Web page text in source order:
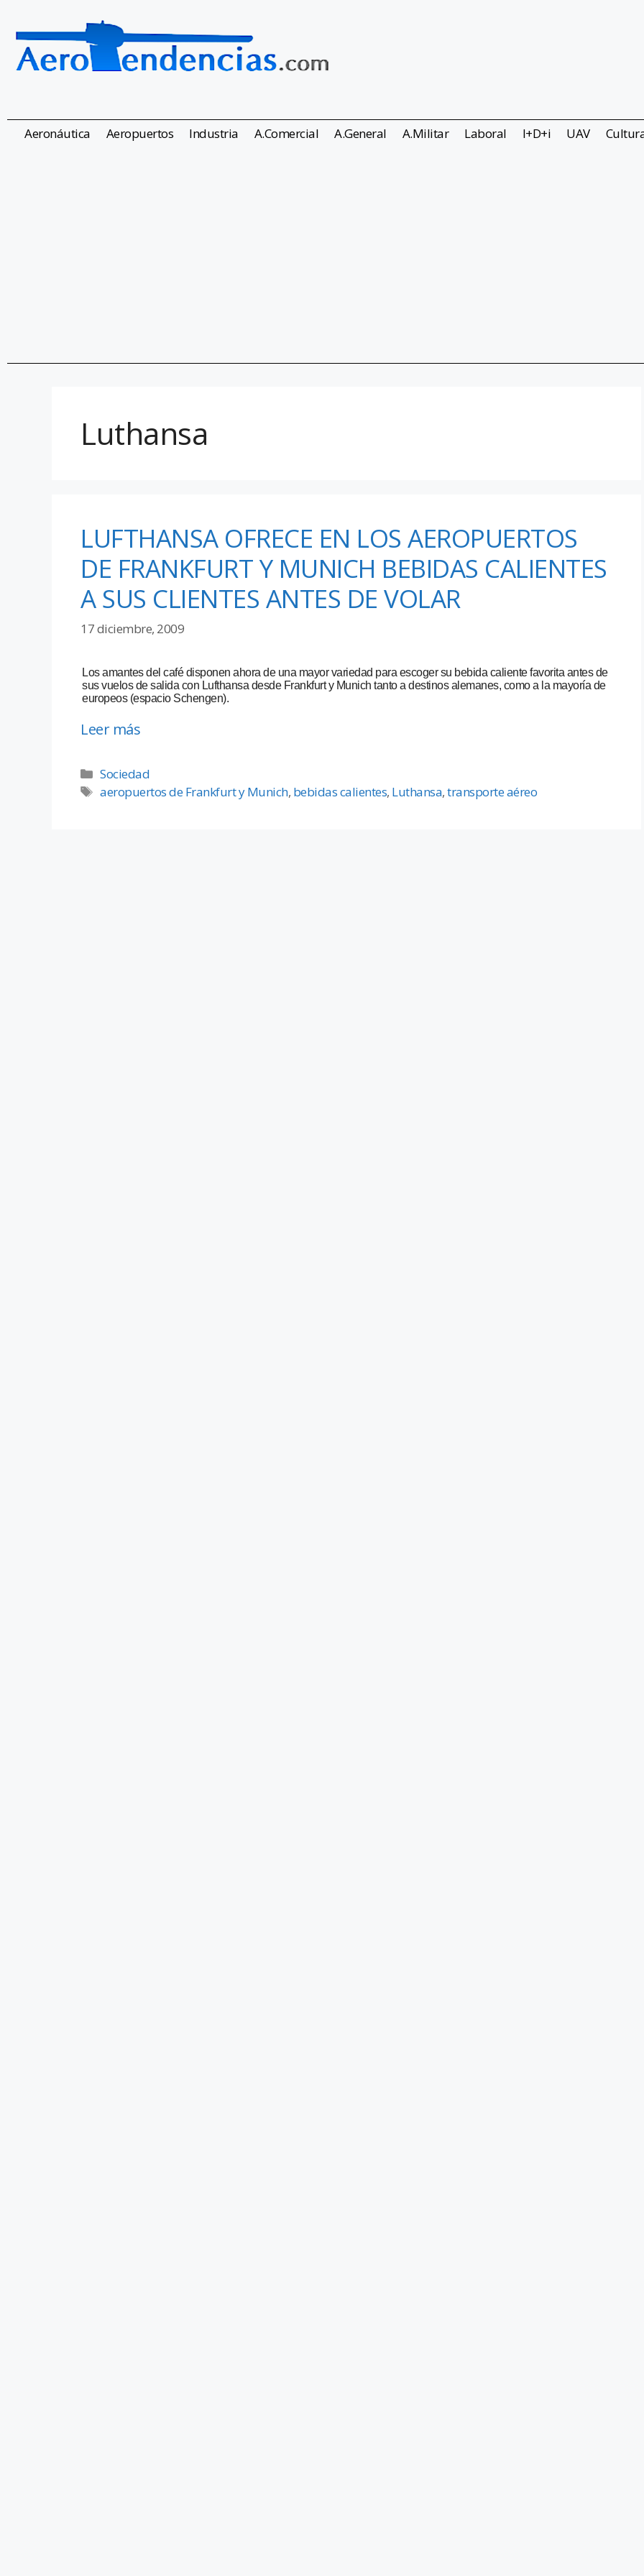
Aeronáutica Aeropuertos Industria A.Comercial A.General A.Militar Laboral I+D+i UAV
Luthansa
LUFTHANSA OFRECE EN LOS AEROPUERTOS
DE FRANKFURT Y MUNICH BEBIDAS CALIENTES
A SUS CLIENTES ANTES DE VOLAR
17 diciembre, 2009
Los amantes del café disponen ahora de una mayor variedad para escoger su bebida caliente favorita antes de
sus vuelos de salida con Lufthansa desde Frankfurt y Munich tanto a destinos alemanes, como a la mayoría de
europeos (espacio Schengen).
Leer más
Sociedad
aeropuertos de Frankfurt y Munich, bebidas calientes, Luthansa,transporte aéreo